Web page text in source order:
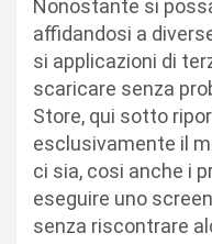
Nonostante si
affidandosi a
si applicazioni di
scaricare senza
Store, qui sotto
esclusivamente il
ci sia, cosi anche i
eseguire uno
senza riscontrare